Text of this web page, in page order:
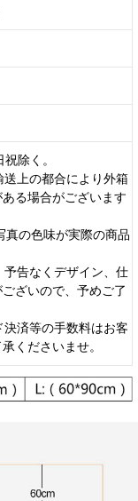
除く。
上の都合により外箱
る場合がございます
の色味が実際の商品
告なくデザイン、仕
ざいので、予めご了
済等の手数料はお客
くださいませ。